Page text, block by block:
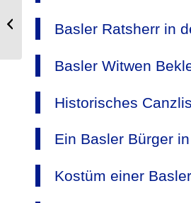
Basler Ratsherr in
Basler Witwen
Historisches
Ein Basler Bürger
Kostüm einer